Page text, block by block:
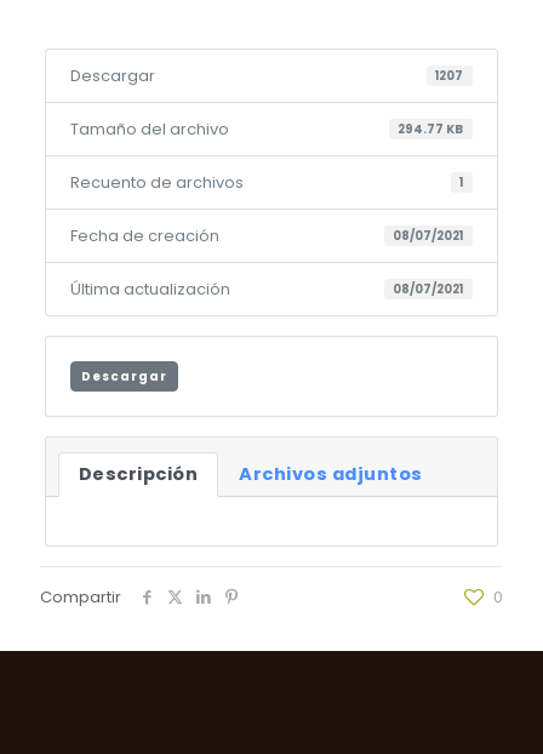
Descargar 1207
Tamaño del archivo 294.77 KB
Recuento de archivos 1
Fecha de creación 08/07/2021
Última actualización 08/07/2021
Descargar
Descripción Archivos adjuntos
Compartir 0